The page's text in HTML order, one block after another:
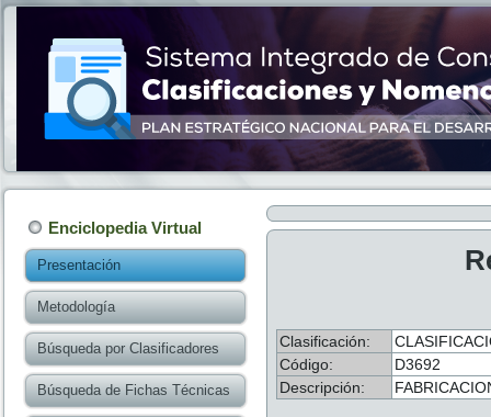
Enciclopedia Virtual
Presentación
Metodología
Búsqueda por Clasificadores
Búsqueda de Fichas Técnicas
Clasificación:
Código:
D3692
Descripción: